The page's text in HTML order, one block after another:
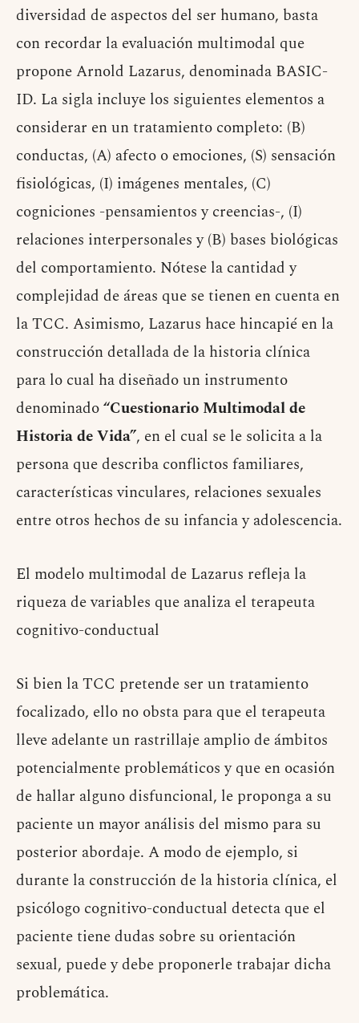
diversidad de aspectos del ser humano, basta
con recordar la evaluación multimodal que
propone Arnold Lazarus, denominada BASIC-
ID. La sigla incluye los siguientes elementos a
considerar en un tratamiento completo: (B)
conductas, (A) afecto o emociones, (S) sensación
fisiológicas, (I) imágenes mentales, (C)
cogniciones -pensamientos y creencias-, (I)
relaciones interpersonales y (B) bases biológicas
del comportamiento. Nótese la cantidad y
complejidad de áreas que se tienen en cuenta en
la TCC. Asimismo, Lazarus hace hincapié en la
construcción detallada de la historia clínica
para lo cual ha diseñado un instrumento
denominado“Cuestionario Multimodal de
Historia de Vida”, en el cual se le solicita a la
persona que describa conflictos familiares,
características vinculares, relaciones sexuales
entre otros hechos de su infancia y adolescencia.
El modelo multimodal de Lazarus refleja la
riqueza de variables que analiza el terapeuta
cognitivo-conductual
Si bien la TCC pretende ser un tratamiento
focalizado, ello no obsta para que el terapeuta
lleve adelante un rastrillaje amplio de ámbitos
potencialmente problemáticos y que en ocasión
de hallar alguno disfuncional, le proponga a su
paciente un mayor análisis del mismo para su
posterior abordaje. A modo de ejemplo, si
durante la construcción de la historia clínica, el
psicólogo cognitivo-conductual detecta que el
paciente tiene dudas sobre su orientación
sexual, puede y debe proponerle trabajar dicha
problemática.